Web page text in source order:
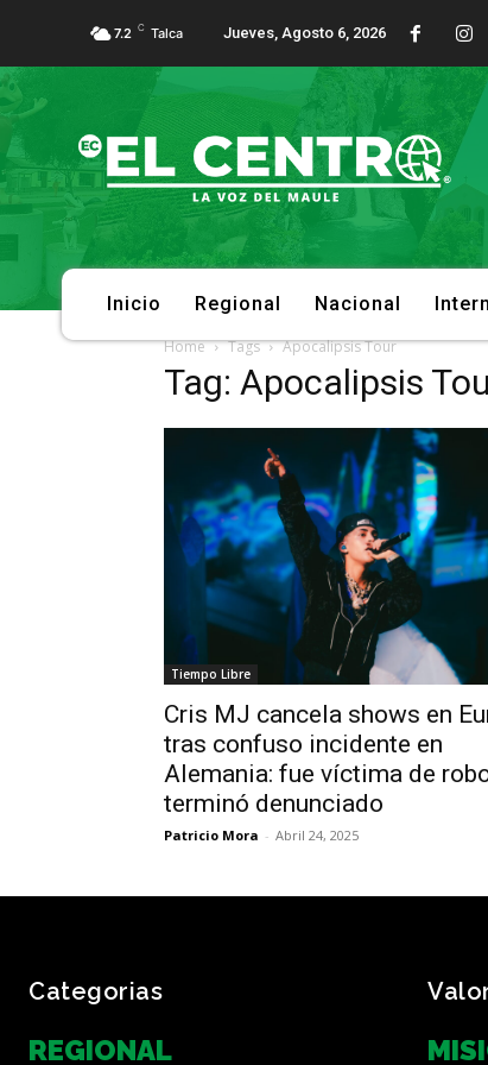
7.2 C Talca Jueves, Agosto 6, 2026
Inicio Regional Nacional
Home Tags Apocalipsis Tour
Tag: Apocalipsis
Tiempo Libre
Cris MJ cancela shows en
tras confuso incidente en
Alemania: fue víctima de
terminó denunciado
Patricio Mora - Abril 24, 2025
Categorias
REGIONAL